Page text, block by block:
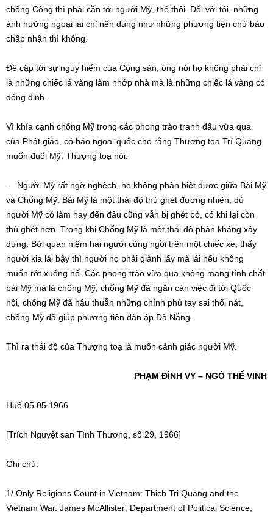
chống Cộng thì phải cần tới người Mỹ, thế thôi. Đối với tôi, những
ảnh hưởng ngoại lai chỉ nên dùng như những phương tiện chứ bảo
chấp nhận thì không.
Đề cập tới sự nguy hiểm của Cộng sản, ông nói họ không phải chỉ
là những chiếc lá vàng làm nhớp nhà mà là những chiếc lá vàng có
đóng đinh.
Vì khía cạnh chống Mỹ trong các phong trào tranh đấu vừa qua
của Phật giáo, có báo ngoại quốc cho rằng Thượng toạ Trí Quang
muốn đuổi Mỹ. Thượng toạ nói:
— Người Mỹ rất ngờ nghệch, họ không phân biệt được giữa Bài Mỹ
và Chống Mỹ. Bài Mỹ là một thái độ thù ghét đương nhiên, dù
người Mỹ có làm hay đến đâu cũng vẫn bị ghét bỏ, có khi lại còn
thù ghét hơn. Trong khi Chống Mỹ là một thái độ phản kháng xây
dựng. Bởi quan niệm hai người cùng ngồi trên một chiếc xe, thấy
người kia lái bậy thì người nọ phải giành lấy mà lái nếu không
muốn rớt xuống hố. Các phong trào vừa qua không mang tính chất
bài Mỹ mà là chống Mỹ; chống Mỹ đã ngăn cản việc đi tới Quốc
hội, chống Mỹ đã hậu thuẫn những chính phủ tay sai thối nát,
chống Mỹ đã giúp phương tiện đàn áp Đà Nẵng.
Thì ra thái độ của Thượng toạ là muốn cảnh giác người Mỹ.
PHẠM ĐÌNH VY – NGÔ THẾ VINH
Huế 05.05.1966
[Trích Nguyệt san Tình Thương, số 29, 1966]
Ghi chú:
1/ Only Religions Count in Vietnam: Thich Tri Quang and the
Vietnam War. James McAllister; Department of Political Science,